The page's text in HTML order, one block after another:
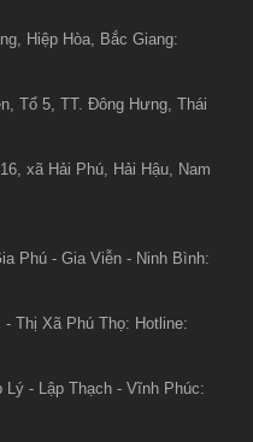
Hiệp Hòa, Bắc Giang:
Tổ 5, TT. Đông Hưng, Thái
xã Hải Phú, Hải Hậu, Nam
Phú - Gia Viễn - Ninh Bình:
Thị Xã Phú Thọ: Hotline:
- Lập Thạch - Vĩnh Phúc: